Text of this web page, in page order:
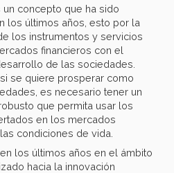
un concepto que ha sido
los últimos años, esto por la
los instrumentos y servicios
financieros con el
de las sociedades.
se quiere prosperar como
es necesario tener un
que permita usar los
en los mercados
condiciones de vida.
los últimos años en el ámbito
hacia la innovación